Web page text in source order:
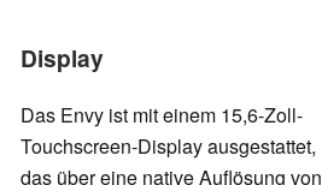
Display
Das Envy ist mit einem 15,6-Zoll-
Touchscreen-Display ausgestattet,
das über eine native Auflösung von